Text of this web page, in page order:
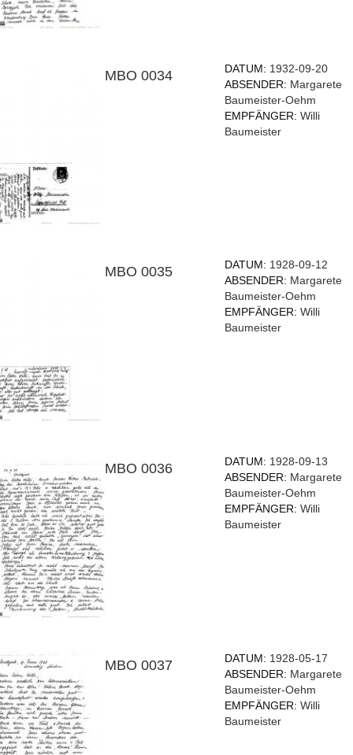
MBO 0034 DATUM: 1932-09-20
ABSENDER: Margarete
Baumeister-Oehm
EMPFÄNGER:Willi
Baumeister
MBO 0035 DATUM: 1928-09-12
ABSENDER: Margarete
Baumeister-Oehm
EMPFÄNGER:Willi
Baumeister
MBO 0036 DATUM: 1928-09-13
ABSENDER: Margarete
Baumeister-Oehm
EMPFÄNGER:Willi
Baumeister
MBO 0037 DATUM: 1928-05-17
ABSENDER: Margarete
Baumeister-Oehm
EMPFÄNGER:Willi
Baumeister